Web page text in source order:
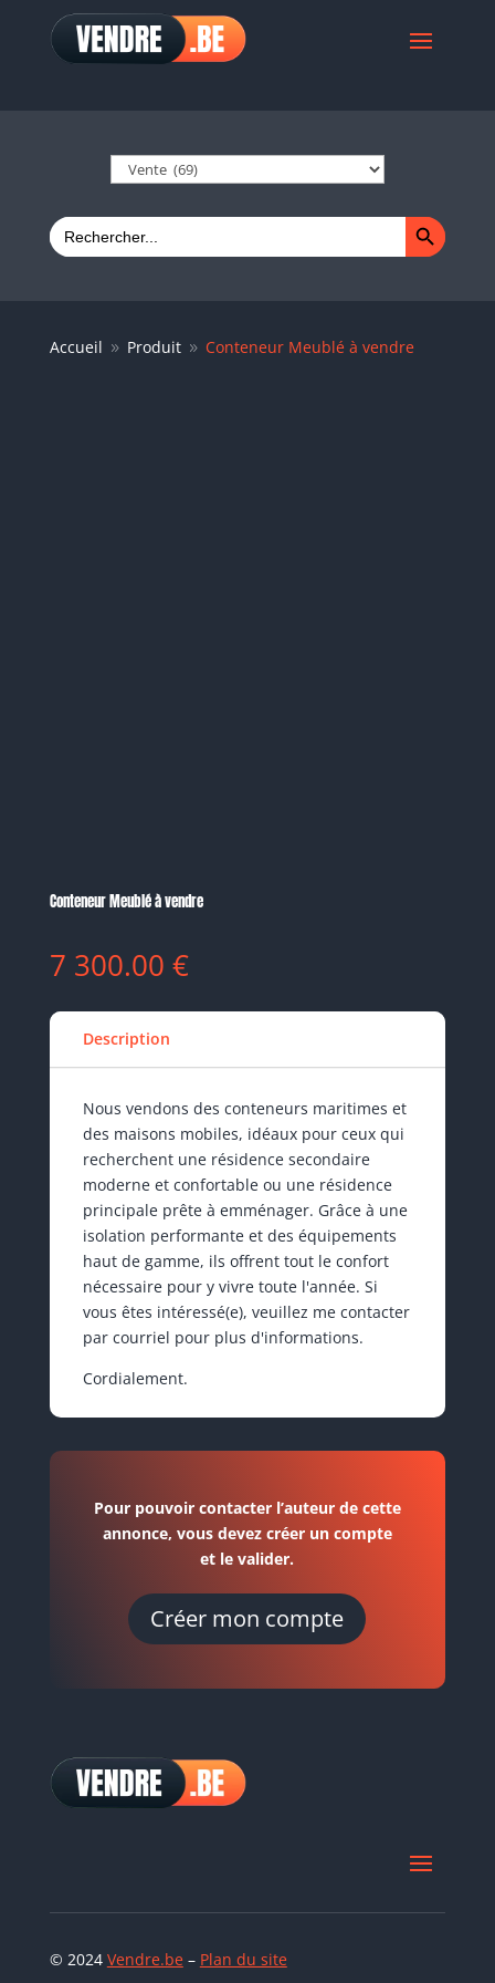
Search
for:
Search Button
Accueil 9 Produit 9 Conteneur Meublé à vendre
Conteneur Meublé à vendre
7 300.00 €
Description
Nous vendons des conteneurs maritimes et
des maisons mobiles, idéaux pour ceux qui
recherchent une résidence secondaire
moderne et confortable ou une résidence
principale prête à emménager. Grâce à une
isolation performante et des équipements
haut de gamme, ils offrent tout le confort
nécessaire pour y vivre toute l'année. Si
vous êtes intéressé(e), veuillez me contacter
par courriel pour plus d'informations.
Cordialement.
Pour pouvoir contacter l’auteur de cette
annonce, vous devez créer un compte
et le valider.
Créer mon compte
© 2024 Vendre.be– Plan du site